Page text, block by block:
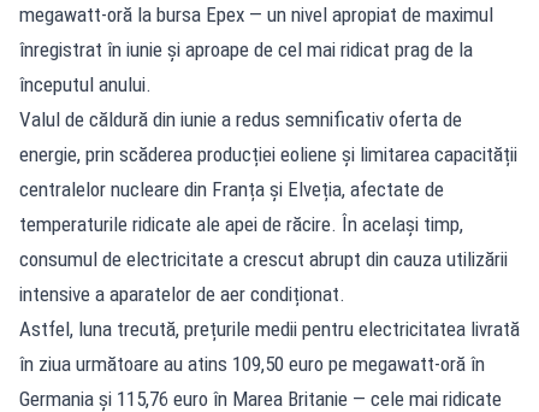
megawatt-oră la bursa Epex — un nivel apropiat de maximul
înregistrat în iunie și aproape de cel mai ridicat prag de la
începutul anului.
Valul de căldură din iunie a redus semnificativ oferta de
energie, prin scăderea producției eoliene și limitarea capacității
centralelor nucleare din Franța și Elveția, afectate de
temperaturile ridicate ale apei de răcire. În același timp,
consumul de electricitate a crescut abrupt din cauza utilizării
intensive a aparatelor de aer condiționat.
Astfel, luna trecută, prețurile medii pentru electricitatea livrată
în ziua următoare au atins 109,50 euro pe megawatt-oră în
Germania și 115,76 euro în Marea Britanie — cele mai ridicate